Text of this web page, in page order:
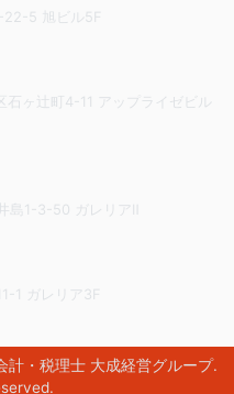
5 旭ビル5F
ヶ辻町4-11 アップライゼビル
島1-3-50 ガレリアⅡ
1 ガレリア3F
計・税理士 大成経営グループ.